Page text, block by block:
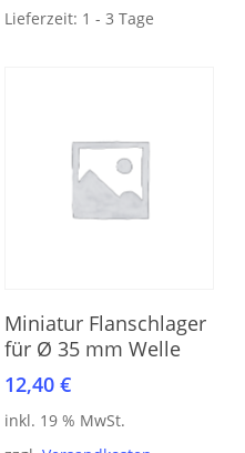
Lieferzeit: 1 - 3 Tage
In den Warenkorb
Miniatur Flanschlager
für Ø 35 mm Welle
12,40€
inkl. 19 % MwSt.